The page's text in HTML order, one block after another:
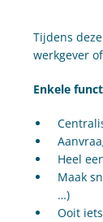
Tijdens
werkgever
Enkele
Heel
Maak
…)
Ooit